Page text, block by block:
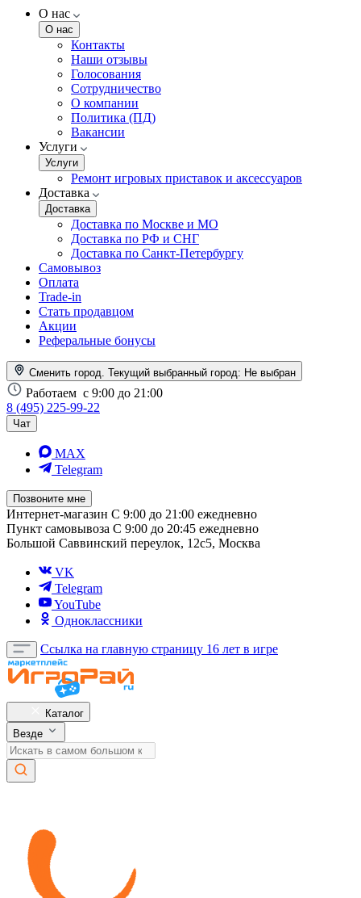
О нас
О нас
Контакты
Наши отзывы
Голосования
Сотрудничество
О компании
Политика (ПД)
Вакансии
Услуги
Услуги
Ремонт игровых приставок и аксессуаров
Доставка
Доставка
Доставка по Москве и МО
Доставка по РФ и СНГ
Доставка по Санкт-Петербургу
Самовывоз
Оплата
Trade-in
Стать продавцом
Акции
Реферальные бонусы
Сменить город. Текущий выбранный город: Не выбран
Работаем с 9:00 до 21:00
8 (495) 225-99-22
Чат
MAX
Telegram
Позвоните мне
Интернет-магазин С 9:00 до 21:00 ежедневно
Пункт самовывоза С 9:00 до 20:45 ежедневно
Большой Саввинский переулок, 12с5, Москва
VK
Telegram
YouTube
Одноклассники
Ссылка на главную страницу 16 лет в игре
Каталог
Везде